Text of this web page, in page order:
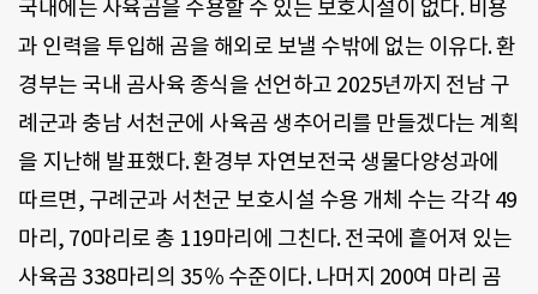
국내에는 사육곰을 수용할 수 있는 보호시설이 없다. 비용
과 인력을 투입해 곰을 해외로 보낼 수밖에 없는 이유다. 환
경부는 국내 곰사육 종식을 선언하고 2025년까지 전남 구
례군과 충남 서천군에 사육곰 생추어리를 만들겠다는 계획
을 지난해 발표했다. 환경부 자연보전국 생물다양성과에
따르면, 구례군과 서천군 보호시설 수용 개체 수는 각각 49
마리, 70마리로 총 119마리에 그친다. 전국에 흩어져 있는
사육곰 338마리의 35％ 수준이다. 나머지 200여 마리 곰